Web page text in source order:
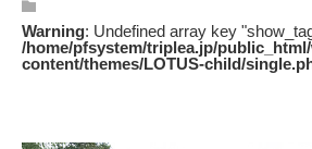
Warning: Undefined array key
/home/pfsystem/triplea.jp/
content/themes/LOTUS-child/